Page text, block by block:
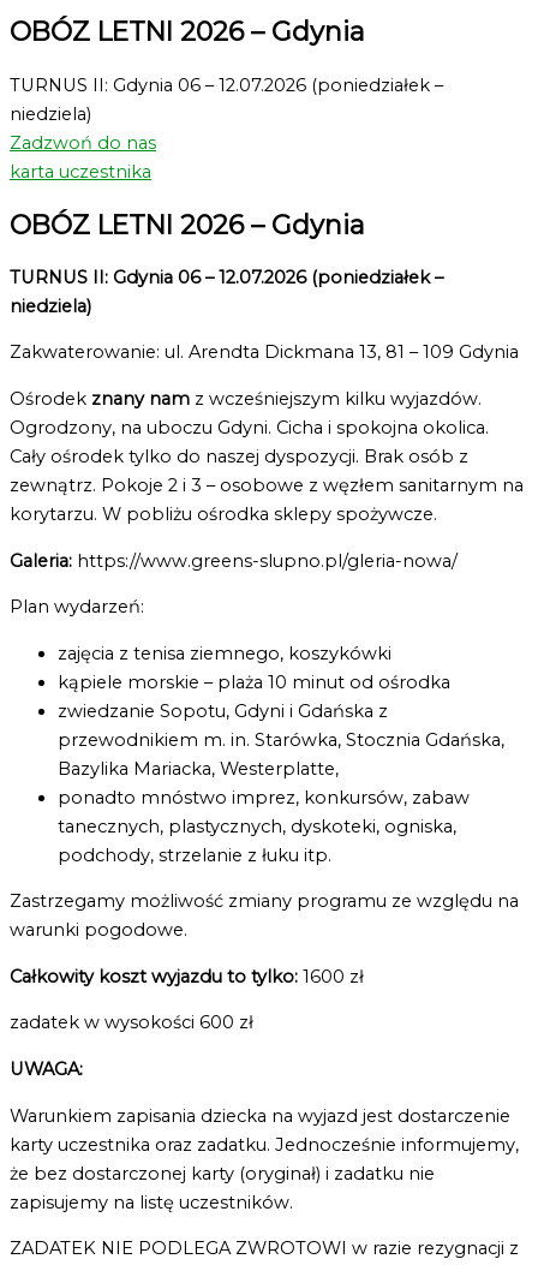
OBÓZ LETNI 2026 – Gdynia
TURNUS II: Gdynia 06 – 12.07.2026 (poniedziałek –
niedziela)
Zadzwoń do nas
karta uczestnika
OBÓZ LETNI 2026 – Gdynia
TURNUS II: Gdynia 06 – 12.07.2026 (poniedziałek –
niedziela)
Zakwaterowanie: ul. Arendta Dickmana 13, 81 – 109 Gdynia
Ośrodek znany nam z wcześniejszym kilku wyjazdów.
Ogrodzony, na uboczu Gdyni. Cicha i spokojna okolica.
Cały ośrodek tylko do naszej dyspozycji. Brak osób z
zewnątrz. Pokoje 2 i 3 – osobowe z węzłem sanitarnym na
korytarzu. W pobliżu ośrodka sklepy spożywcze.
Galeria: https://www.greens-slupno.pl/gleria-nowa/
Plan wydarzeń:
zajęcia z tenisa ziemnego, koszykówki
kąpiele morskie – plaża 10 minut od ośrodka
zwiedzanie Sopotu, Gdyni i Gdańska z
przewodnikiem m. in. Starówka, Stocznia Gdańska,
Bazylika Mariacka, Westerplatte,
ponadto mnóstwo imprez, konkursów, zabaw
tanecznych, plastycznych, dyskoteki, ogniska,
podchody, strzelanie z łuku itp.
Zastrzegamy możliwość zmiany programu ze względu na
warunki pogodowe.
Całkowity koszt wyjazdu to tylko: 1600 zł
zadatek w wysokości 600 zł
UWAGA:
Warunkiem zapisania dziecka na wyjazd jest dostarczenie
karty uczestnika oraz zadatku. Jednocześnie informujemy,
że bez dostarczonej karty (oryginał) i zadatku nie
zapisujemy na listę uczestników.
ZADATEK NIE PODLEGA ZWROTOWI w razie rezygnacji z